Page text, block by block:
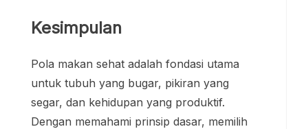
Kesimpulan
Pola makan sehat adalah fondasi utama
untuk tubuh yang bugar, pikiran yang
segar, dan kehidupan yang produktif.
Dengan memahami prinsip dasar, memilih